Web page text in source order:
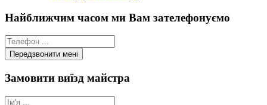
Найближчим часом ми Вам зателефонуємо
Замовити виїзд майстра